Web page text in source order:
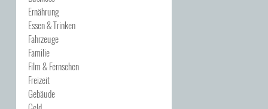
Ernährung
Essen & Trinken
Fahrzeuge
Familie
Film & Fernsehen
Freizeit
Gebäude